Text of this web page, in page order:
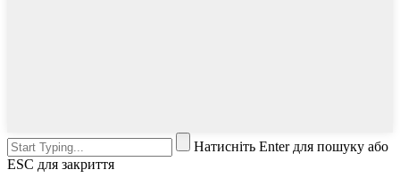
Натисніть Enter для пошуку або
ESC для закриття